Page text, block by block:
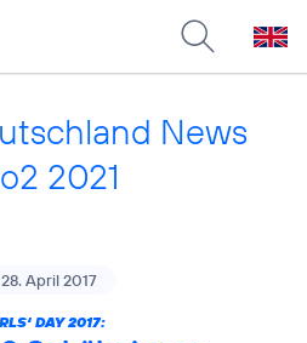
News
2021
28. April 2017
DAY 2017: